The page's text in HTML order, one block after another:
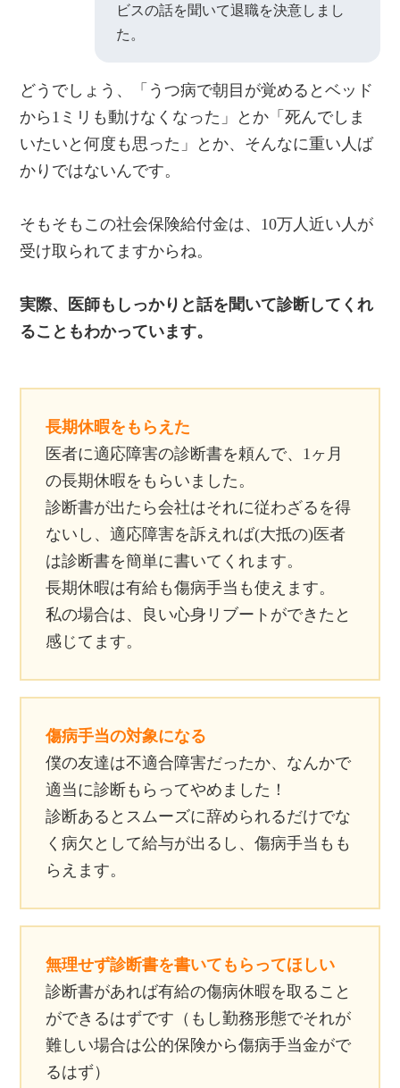
ビスの話を聞いて退職を決意しまし
た。
どうでしょう、「うつ病で朝目が覚めるとベッド
から1ミリも動けなくなった」とか「死んでしま
いたいと何度も思った」とか、そんなに重い人ば
かりではないんです。
そもそもこの社会保険給付金は、10万人近い人が
受け取られてますからね。
実際、医師もしっかりと話を聞いて診断してくれ
ることもわかっています。
長期休暇をもらえた
医者に適応障害の診断書を頼んで、1ヶ月
の長期休暇をもらいました。
診断書が出たら会社はそれに従わざるを得
ないし、適応障害を訴えれば(大抵の)医者
は診断書を簡単に書いてくれます。
長期休暇は有給も傷病手当も使えます。
私の場合は、良い心身リブートができたと
感じてます。
傷病手当の対象になる
僕の友達は不適合障害だったか、なんかで
適当に診断もらってやめました！
診断あるとスムーズに辞められるだけでな
く病欠として給与が出るし、傷病手当もも
らえます。
無理せず診断書を書いてもらってほしい
診断書があれば有給の傷病休暇を取ること
ができるはずです（もし勤務形態でそれが
難しい場合は公的保険から傷病手当金がで
るはず）